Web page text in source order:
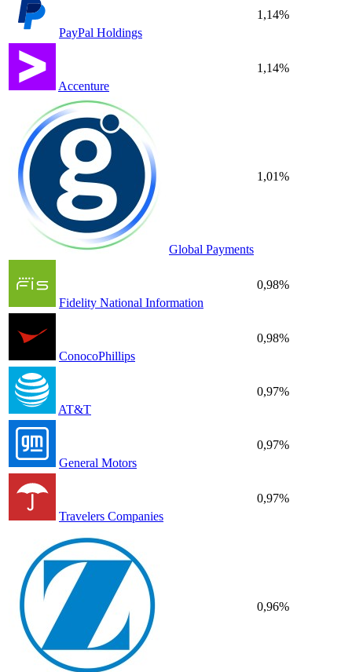
PayPal Holdings
1,14%
Accenture
1,14%
Global Payments
1,01%
Fidelity National Information
0,98%
ConocoPhillips
0,98%
AT&T
0,97%
General Motors
0,97%
Travelers Companies
0,97%
0,96%